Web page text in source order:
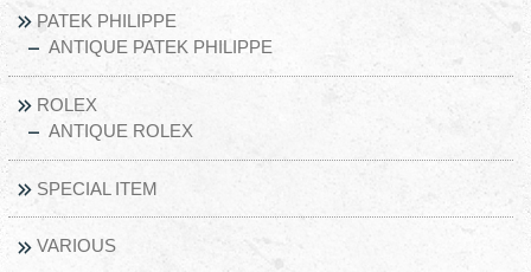
PATEK PHILIPPE
ANTIQUE PATEK PHILIPPE
ROLEX
ANTIQUE ROLEX
SPECIAL ITEM
VARIOUS